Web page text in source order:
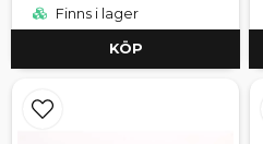
Finns i lager
KÖP